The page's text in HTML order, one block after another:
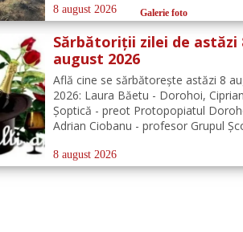
Un astfel de eveniment s-a produs
cimitirul din localitatea Ichimeni,
8 august 2026 Galerie foto
Sărbătoriții zilei de astăzi
august 2026
Află cine se sărbătoreşte astăzi 8
2026: Laura Băetu - Dorohoi, Ciprian
Șoptică - preot Protopopiatul
Adrian Ciobanu - profesor Grupul
Bompa - medic de familie comuna
Câmpului. Redacția Dorohoi News
8 august 2026